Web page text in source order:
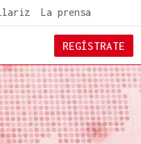
La prensa
REGÍSTRATE